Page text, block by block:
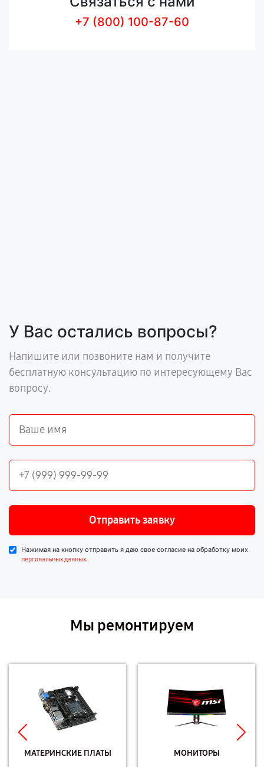
+7 (800) 100-87-60
У Вас остались вопросы?
Напишите или позвоните нам и получите
бесплатную консультацию по интересующему Вас
вопросу.
Отправить заявку
Нажимая на кнопку отправить я даю свое согласие на обработку моих
персональных данных.
Мы ремонтируем
МАТЕРИНСКИЕ ПЛАТЫ МОНИТОРЫ